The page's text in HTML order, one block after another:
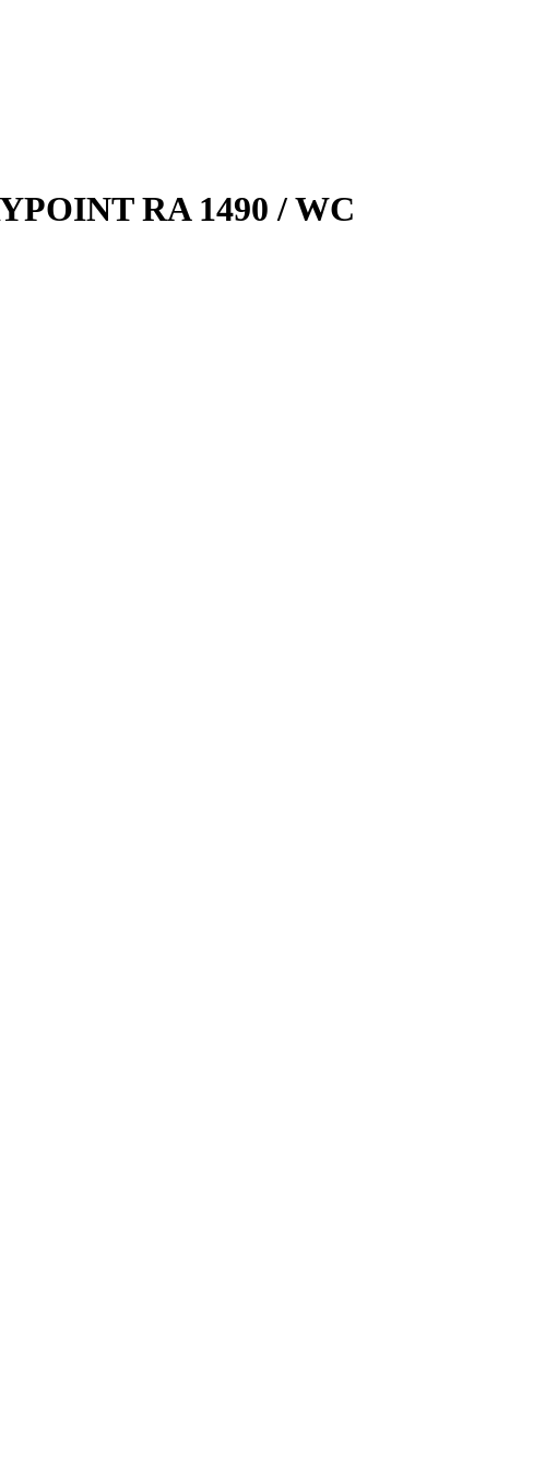
RA 1490 / WC